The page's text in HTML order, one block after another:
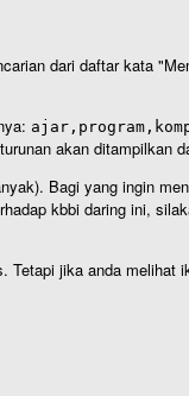
dari daftar kata
akan ditampilkan
Bagi yang ingin
kbbi daring ini,
Tetapi jika anda melihat